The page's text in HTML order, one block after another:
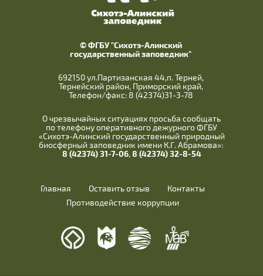
© ФГБУ "Сихотэ-Алинский
государственный заповедник"
692150 ул.Партизанская 44,п. Терней,
Тернейский район, Приморский край,
Телефон/факс: 8 (42374)31-3-78
О чрезвычайных ситуациях просьба сообщать
по телефону оперативного дежурного ФГБУ
«Сихотэ-Алинский государственный природный
биосферный заповедник имени К.Г. Абрамова»:
8 (42374) 31-7-06,8 (42374) 32-8-54
Главная Оставить отзыв
Контакты
Противодействие коррупции